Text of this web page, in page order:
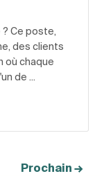
Ce poste,
des clients
où chaque
de ...
Prochain →